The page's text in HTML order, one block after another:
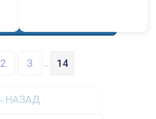
НАЗАД
2 3 ... 14